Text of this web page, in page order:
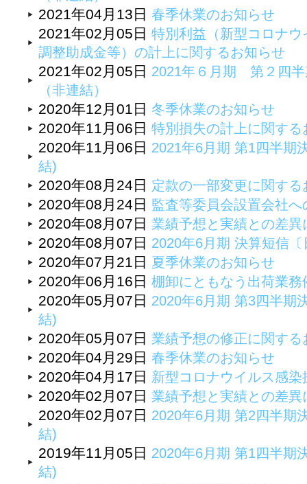
2021年04月13日 春季休業のお知らせ
2021年02月05日 特別利益（新型コロナ
調整助成金等）の計上に関するお知らせ
2021年02月05日 2021年６月期 第２四半
（非連結）
2020年12月01日 冬季休業のお知らせ
2020年11月06日 特別損失の計上に関する
2020年11月06日 2021年6月期 第1四半期
結)
2020年08月24日 定款の一部変更に関する
2020年08月24日 監査等委員会設置会社
2020年08月07日 業績予想と実績との差
2020年08月07日 2020年6月期 決算短信
2020年07月21日 夏季休業のお知らせ
2020年06月16日 棚卸にともなう出荷業務
2020年05月07日 2020年6月期 第3四半期
結)
2020年05月07日 業績予想の修正に関する
2020年04月29日 春季休業のお知らせ
2020年04月17日 新型コロナウイルス感染
2020年02月07日 業績予想と実績との差
2020年02月07日 2020年6月期 第2四半期
結)
2019年11月05日 2020年6月期 第1四半期
結)